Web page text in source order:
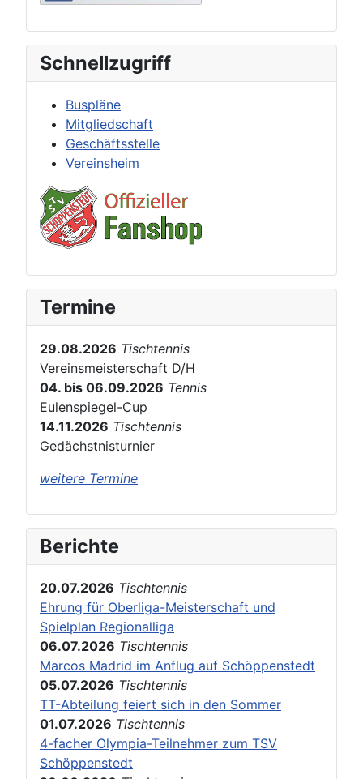
Schnellzugriff
Buspläne
Mitgliedschaft
Geschäftsstelle
Vereinsheim
Termine
29.08.2026 Tischtennis
Vereinsmeisterschaft D/H
04. bis 06.09.2026 Tennis
Eulenspiegel-Cup
14.11.2026 Tischtennis
Gedächstnisturnier
weitere Termine
Berichte
20.07.2026 Tischtennis
Ehrung für Oberliga-Meisterschaft und
Spielplan Regionalliga
06.07.2026 Tischtennis
Marcos Madrid im Anflug auf Schöppenstedt
05.07.2026 Tischtennis
TT-Abteilung feiert sich in den Sommer
01.07.2026 Tischtennis
4-facher Olympia-Teilnehmer zum TSV
Schöppenstedt